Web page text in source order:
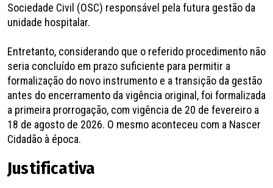
Sociedade Civil (OSC) responsável pela futura gestão da
unidade hospitalar.
Entretanto, considerando que o referido procedimento não
seria concluído em prazo suficiente para permitir a
formalização do novo instrumento e a transição da gestão
antes do encerramento da vigência original, foi formalizada
a primeira prorrogação, com vigência de 20 de fevereiro a
18 de agosto de 2026. O mesmo aconteceu com a Nascer
Cidadão à época.
Justificativa